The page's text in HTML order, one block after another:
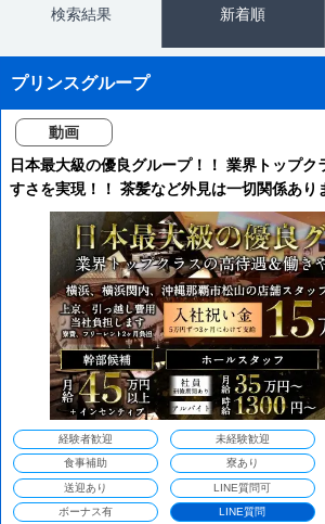
検索結果 新着順
プリンスグループ
動画
日本最大級の優良グループ！！ 業界トップク
すさを実現！！ 茶髪など外見は一切関係あり
の先輩スタッフも多数在籍してますので年齢
経験者歓迎 未経験歓迎
食事補助 寮あり
送迎あり LINE質問可
ボーナス有 LINE質問